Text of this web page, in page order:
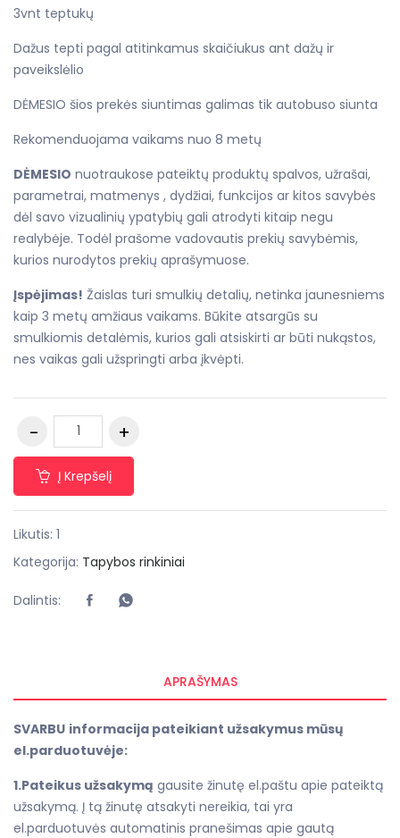
3vnt teptukų
Dažus tepti pagal atitinkamus skaičiukus ant dažų ir
paveikslėlio
DĖMESIO šios prekės siuntimas galimas tik autobuso siunta
Rekomenduojama vaikams nuo 8 metų
DĖMESIO nuotraukose pateiktų produktų spalvos, užrašai,
parametrai, matmenys , dydžiai, funkcijos ar kitos savybės
dėl savo vizualinių ypatybių gali atrodyti kitaip negu
realybėje. Todėl prašome vadovautis prekių savybėmis,
kurios nurodytos prekių aprašymuose.
Įspėjimas! Žaislas turi smulkių detalių, netinka jaunesniems
kaip 3 metų amžiaus vaikams. Būkite atsargūs su
smulkiomis detalėmis, kurios gali atsiskirti ar būti nukąstos,
nes vaikas gali užspringti arba įkvėpti.
Į Krepšelį
Likutis: 1
Kategorija: Tapybos rinkiniai
Dalintis:
APRAŠYMAS
SVARBU informacija pateikiant užsakymus mūsų
el.parduotuvėje:
1.Pateikus užsakymą gausite žinutę el.paštu apie pateiktą
užsakymą. Į tą žinutę atsakyti nereikia, tai yra
el.parduotuvės automatinis pranešimas apie gautą